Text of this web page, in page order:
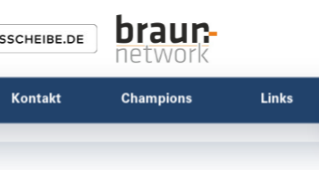
Kontakt Champions Links